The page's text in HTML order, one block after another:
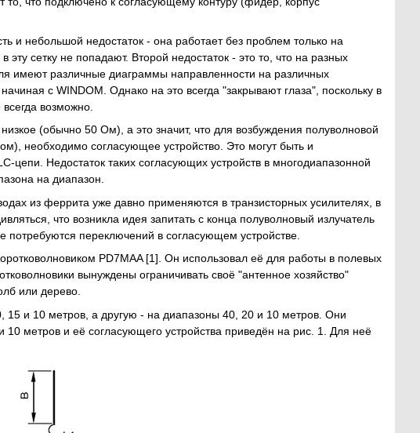
и небольшой недостаток - она работает без проблем только на
сетку не попадают. Второй недостаток - это то, что на разных
имеют различные диаграммы направленности на различных
с WINDOM. Однако на это всегда "закрывают глаза", поскольку в
возможно.
(обычно 50 Ом), а это значит, что для возбуждения полуволновой
необходимо согласующее устройство. Это могут быть и
цепи. Недостаток таких согласующих устройств в многодиапазонной
на диапазон.
из феррита уже давно применяются в транзисторных усилителях, в
что возникла идея запитать с конца полуволновый излучатель
переключений в согласующем устройстве.
PD7MAA [1]. Он использовал её для работы в полевых
вынуждены ограничивать своё "антенное хозяйство"
или дерево.
и 10 метров, а другую - на диапазоны 40, 20 и 10 метров. Они
метров и её согласующего устройства приведён на рис. 1. Для неё